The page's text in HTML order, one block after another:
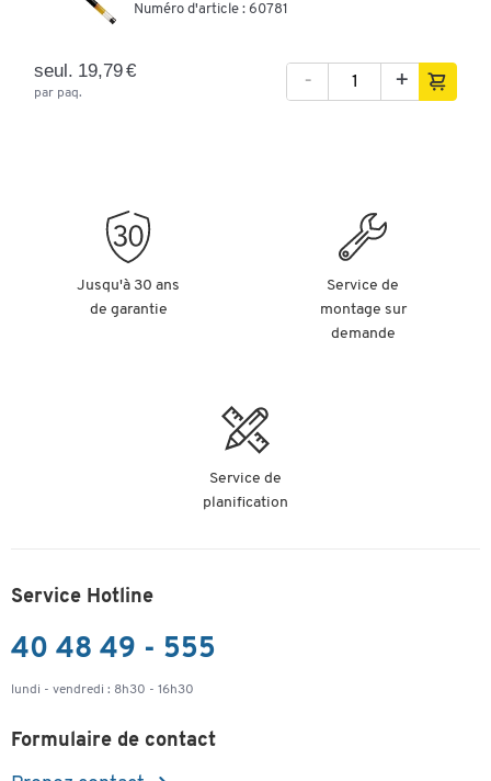
Numéro d'article : 60781
seul. 19,79 €
par paq.
- +
Jusqu'à 30 ans
de garantie
Service de
montage sur
demande
Service de
planification
Service Hotline
40 48 49 - 555
lundi - vendredi : 8h30 - 16h30
Formulaire de contact